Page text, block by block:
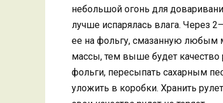
небольшой огонь для
лучше испарялась влага. Через
ее на фольгу, смазанную любым
массы, тем выше будет качество
фольги, пересыпать сахарным
уложить в коробки. Хранить